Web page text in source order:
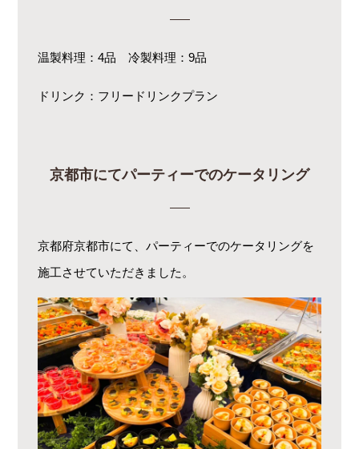
温製料理：4品 冷製料理：9品
ドリンク：フリードリンクプラン
京都市にてパーティーでのケータリング
京都府京都市にて、パーティーでのケータリングを
施工させていただきました。